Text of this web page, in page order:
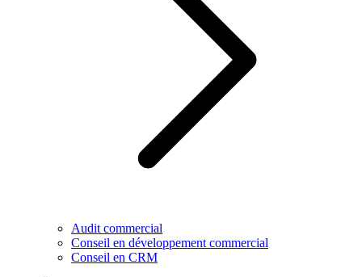
Audit commercial
Conseil en développement commercial
Conseil en CRM